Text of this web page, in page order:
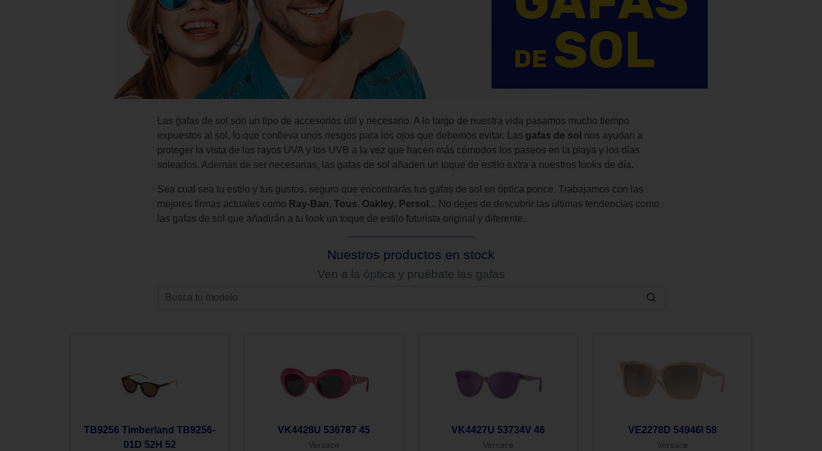
Las gafas de sol son un tipo de accesorios útil y necesario. A lo largo de nuestra vida pasamos mucho tiempo
expuestos al sol, lo que conlleva unos riesgos para los ojos que debemos evitar. Las gafas de sol nos ayudan a
proteger la vista de los rayos UVA y los UVB a la vez que hacen más cómodos los paseos en la playa y los días
soleados. Además de ser necesarias, las gafas de sol añaden un toque de estilo extra a nuestros looks de día.
Sea cual sea tu estilo y tus gustos, seguro que encontrarás tus gafas de sol en óptica ponce. Trabajamos con las
mejores firmas actuales como Ray-Ban, Tous, Oakley, Persol ... No dejes de descubrir las últimas tendencias como
las gafas de sol que añadirán a tu look un toque de estilo futurista original y diferente.
Nuestros productos en stock
Ven a la óptica y pruébate las gafas
TB9256 Timberland TB9256-
01D 52H 52
VK4428U 536787 45
Versace
VK4427U 53734V 46
Versace
VE2278D 54946I 58
Versace